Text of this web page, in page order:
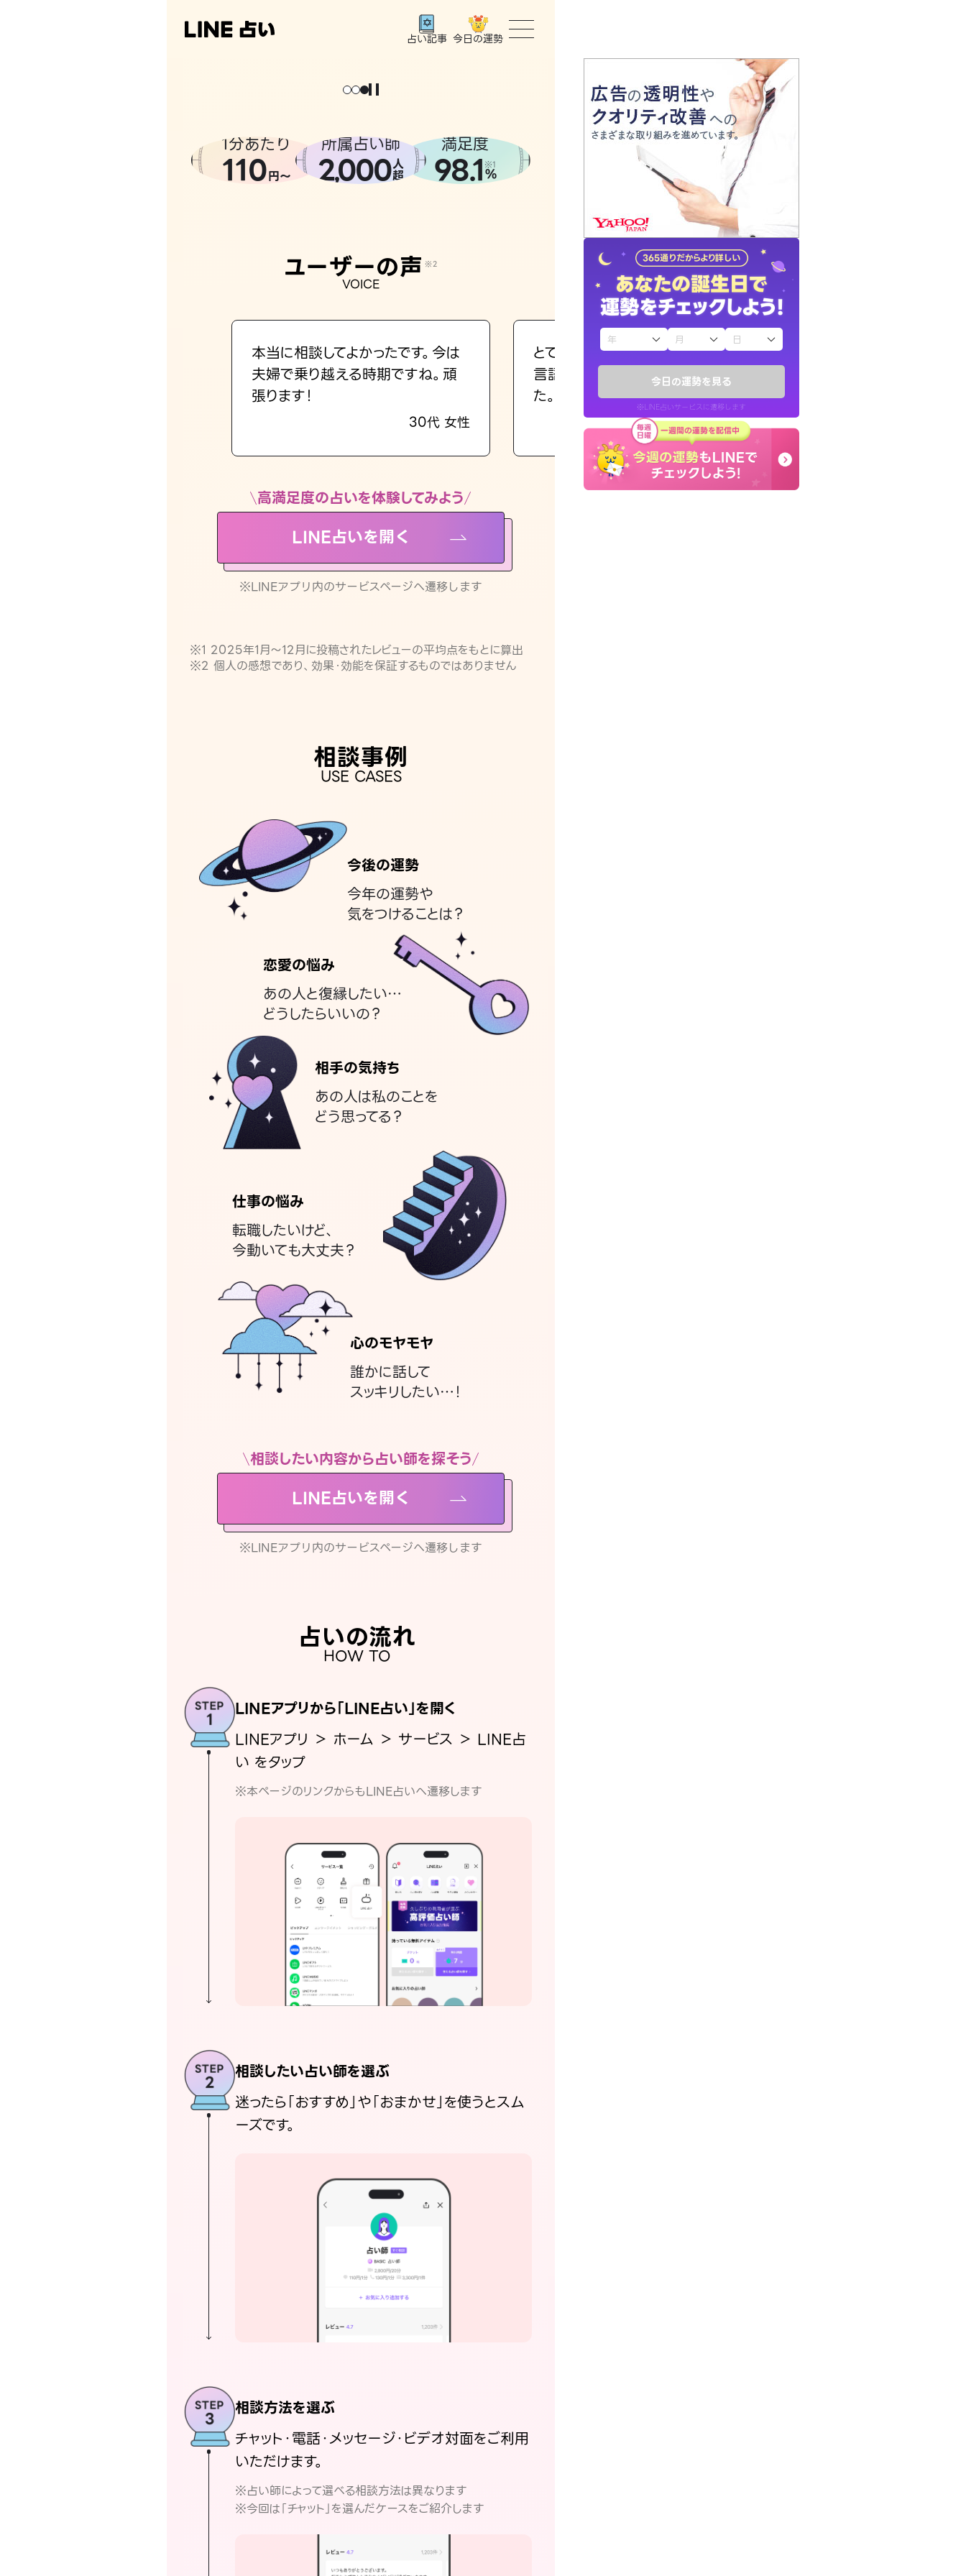
今日の運勢を見る
※LINE占いサービスに遷移します
占い記事 今日の運勢
トップ
ユーザーの声
占いの流れ
おすすめの占い師
よくある質問
えもじの子（占）12星座占い
お知らせ
1分あたり
110円〜
所属占い師
2,000人
超
満足度
98.1 ※1
%
ユーザーの声 ※2
VOICE
本当に相談してよかったです。今は
夫婦で乗り越える時期ですね。頑
張ります！
30代 女性
とても的確で感じていた違和感を
言語化してくれたので腑に落ちまし
た。
30代 女性
高満足度の占いを体験してみよう
LINE占いを開く
※LINEアプリ内のサービスページへ遷移します
※1 2025年1月〜12月に投稿されたレビューの平均点をもとに算出
※2 個人の感想であり、効果・効能を保証するものではありません
相談事例
USE CASES
今後の運勢
今年の運勢や
気をつけることは？
恋愛の悩み
あの人と復縁したい…
どうしたらいいの？
相手の気持ち
あの人は私のことを
どう思ってる？
仕事の悩み
転職したいけど、
今動いても大丈夫？
心のモヤモヤ
誰かに話して
スッキリしたい…！
相談したい内容から占い師を探そう
LINE占いを開く
※LINEアプリ内のサービスページへ遷移します
占いの流れ
HOW TO
LINEアプリから「LINE占い」を開く
LINEアプリ ＞ ホーム ＞ サービス ＞ LINE占
い をタップ
※本ページのリンクからもLINE占いへ遷移します
相談したい占い師を選ぶ
迷ったら「おすすめ」や「おまかせ」を使うとスム
ーズです。
相談方法を選ぶ
チャット・電話・メッセージ・ビデオ対面をご利用
いただけます。
※占い師によって選べる相談方法は異なります
※今回は「チャット」を選んだケースをご紹介します